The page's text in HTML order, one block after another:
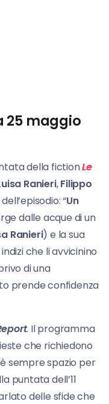
25 maggio
della fictionLe
Ranieri,Filippo
“Un
dalle acque di un
Ranieri) e la sua
che li avvicinino
di una
prende confidenza
. Il programma
che richiedono
sempre spazio per
puntata dell’11
delle sfide che